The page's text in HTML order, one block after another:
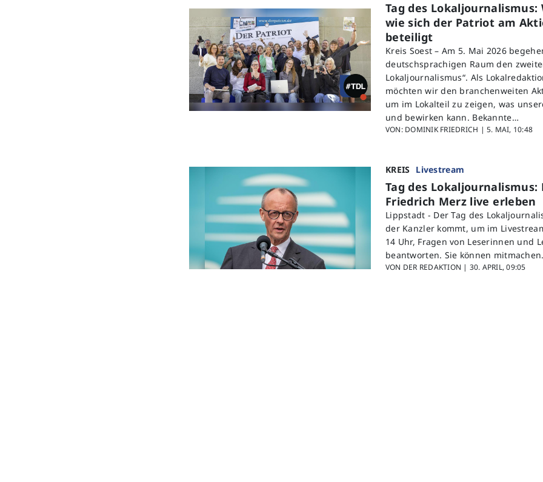
Tag des Lokaljournalismus:
wie sich der Patriot am
beteiligt
Kreis Soest – Am 5. Mai 2026
deutschsprachigen Raum den
Lokaljournalismus“. Als
möchten wir den branchenweiten
um im Lokalteil zu zeigen, was
und bewirken kann. Bekannte…
VON: DOMINIK FRIEDRICH |5. MAI, 10:48
KREIS Livestream
Tag des Lokaljournalismus:
Friedrich Merz live erleben
Lippstadt - Der Tag des
der Kanzler kommt, um im
14 Uhr, Fragen von Leserinnen und
beantworten. Sie können mitmachen.
VON DER REDAKTION | 30. APRIL, 09:05